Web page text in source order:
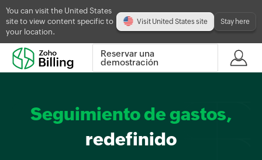
You can visit the United States
site to view content specific to
your location.
Visit United States site Stay here
Reservar una
demostración
Seguimiento de gastos,
redefinido